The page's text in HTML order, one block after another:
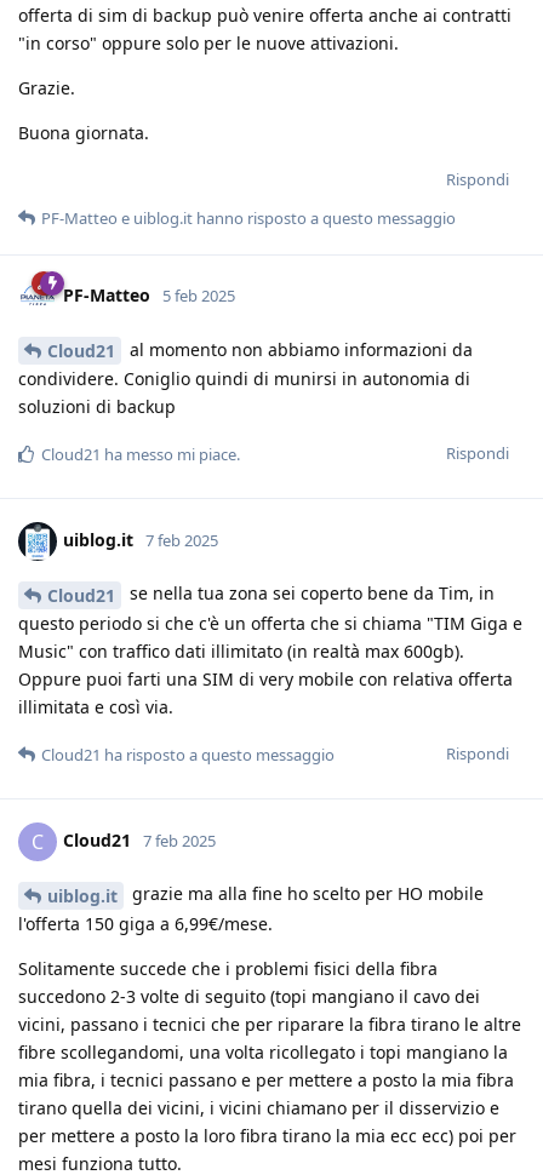
offerta di sim di backup può venire offerta anche ai contratti
"in corso" oppure solo per le nuove attivazioni.
Grazie.
Buona giornata.
Rispondi
PF-Matteo e uiblog.it hanno risposto a questo messaggio
PF-Matteo 5 feb 2025
Cloud21
al momento non abbiamo informazioni da
condividere. Coniglio quindi di munirsi in autonomia di
soluzioni di backup
Rispondi
Cloud21 ha messo mi piace.
uiblog.it 7 feb 2025
Cloud21
se nella tua zona sei coperto bene da Tim, in
questo periodo si che c'è un offerta che si chiama "TIM Giga e
Music" con traffico dati illimitato (in realtà max 600gb).
Oppure puoi farti una SIM di very mobile con relativa offerta
illimitata e così via.
Rispondi
Cloud21 ha risposto a questo messaggio
C Cloud21 7 feb 2025
uiblog.it
grazie ma alla fine ho scelto per HO mobile
l'offerta 150 giga a 6,99€/mese.
Solitamente succede che i problemi fisici della fibra
succedono 2-3 volte di seguito (topi mangiano il cavo dei
vicini, passano i tecnici che per riparare la fibra tirano le altre
fibre scollegandomi, una volta ricollegato i topi mangiano la
mia fibra, i tecnici passano e per mettere a posto la mia fibra
tirano quella dei vicini, i vicini chiamano per il disservizio e
per mettere a posto la loro fibra tirano la mia ecc ecc) poi per
mesi funziona tutto.